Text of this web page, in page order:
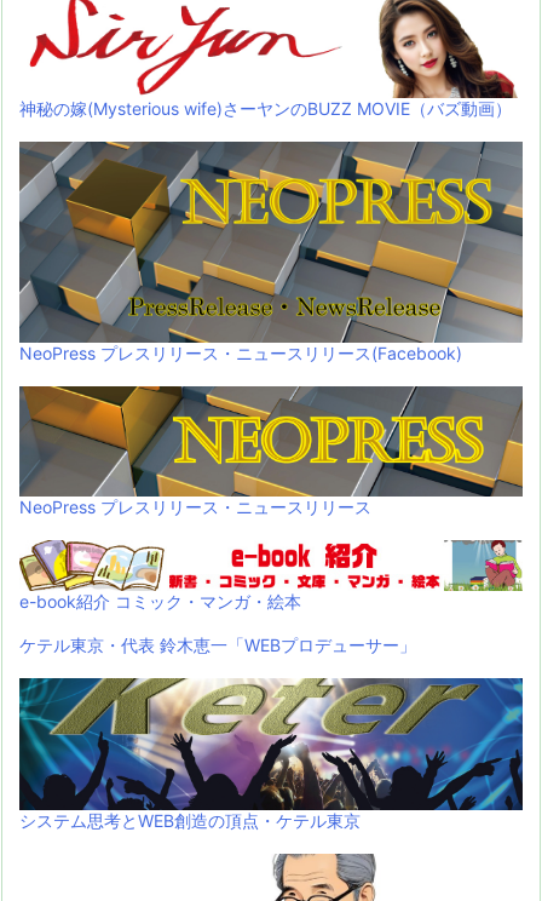
神秘の嫁(Mysterious wife)さーヤンのBUZZ MOVIE（バズ動画）
NeoPress プレスリリース・ニュースリリース(Facebook)
NeoPress プレスリリース・ニュースリリース
e-book紹介 コミック・マンガ・絵本
ケテル東京・代表 鈴木恵一「WEBプロデューサー」
システム思考とWEB創造の頂点・ケテル東京